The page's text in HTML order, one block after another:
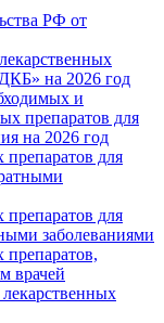
РФ от
на 2026 год
и
препаратов для
на 2026 год
препаратов для
препаратов для
заболеваниями
препаратов,
врачей